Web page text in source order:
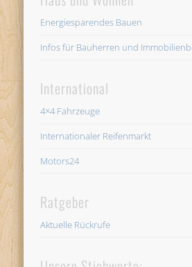
Energiesparendes Bauen
Infos für Bauherren und
International
4×4 Fahrzeuge
Internationaler Reifenmarkt
Motors24
Ratgeber
Aktuelle Rückrufe